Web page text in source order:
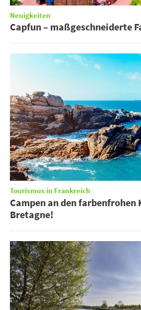
Neuigkeiten
Capfun – maßgeschneiderte
Tourismus in Frankreich
Campen an den farbenfrohen
Bretagne!